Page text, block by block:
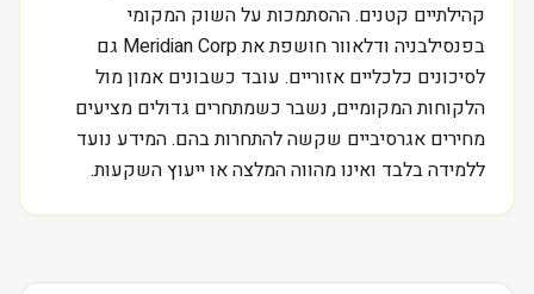
קהילתיים קטנים. ההסתמכות על השוק המקומי
בפנסילבניה ודלאוור חושפת את Meridian Corp גם
לסיכונים כלכליים אזוריים. עובד כשבונים אמון מול
הלקוחות המקומיים, נשבר כשמתחרים גדולים מציעים
מחירים אגרסיביים שקשה להתחרות בהם. המידע נועד
ללמידה בלבד ואינו מהווה המלצה או ייעוץ השקעות.